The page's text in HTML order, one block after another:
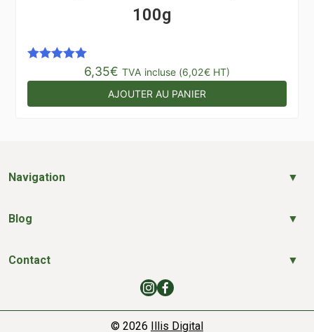
100g
6,35€ TVA incluse (6,02€ HT)
AJOUTER AU PANIER
Navigation
Blog
Contact
© 2026 Illis Digital